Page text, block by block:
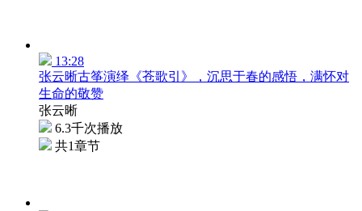
13:28
张云晰古筝演绎《苍歌引》，沉思于春的感悟，满怀对
生命的敬赞
张云晰
6.3千次播放
共1章节